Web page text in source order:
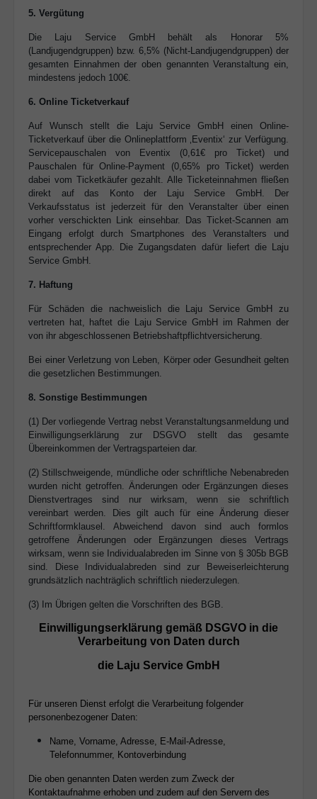
5. Vergütung
Die Laju Service GmbH behält als Honorar 5%
(Landjugendgruppen) bzw. 6,5% (Nicht-Landjugendgruppen) der
gesamten Einnahmen der oben genannten Veranstaltung ein,
mindestens jedoch 100€.
6. Online Ticketverkauf
Auf Wunsch stellt die Laju Service GmbH einen Online-
Ticketverkauf über die Onlineplattform ‚Eventix‘ zur Verfügung.
Servicepauschalen von Eventix (0,61€ pro Ticket) und
Pauschalen für Online-Payment (0,65% pro Ticket) werden
dabei vom Ticketkäufer gezahlt. Alle Ticketeinnahmen fließen
direkt auf das Konto der Laju Service GmbH. Der
Verkaufsstatus ist jederzeit für den Veranstalter über einen
vorher verschickten Link einsehbar. Das Ticket-Scannen am
Eingang erfolgt durch Smartphones des Veranstalters und
entsprechender App. Die Zugangsdaten dafür liefert die Laju
Service GmbH.
7. Haftung
Für Schäden die nachweislich die Laju Service GmbH zu
vertreten hat, haftet die Laju Service GmbH im Rahmen der
von ihr abgeschlossenen Betriebshaftpflichtversicherung.
Bei einer Verletzung von Leben, Körper oder Gesundheit gelten
die gesetzlichen Bestimmungen.
8. Sonstige Bestimmungen
(1) Der vorliegende Vertrag nebst Veranstaltungsanmeldung und
Einwilligungserklärung zur DSGVO stellt das gesamte
Übereinkommen der Vertragsparteien dar.
(2) Stillschweigende, mündliche oder schriftliche Nebenabreden
wurden nicht getroffen. Änderungen oder Ergänzungen dieses
Dienstvertrages sind nur wirksam, wenn sie schriftlich
vereinbart werden. Dies gilt auch für eine Änderung dieser
Schriftformklausel. Abweichend davon sind auch formlos
getroffene Änderungen oder Ergänzungen dieses Vertrags
wirksam, wenn sie Individualabreden im Sinne von § 305b BGB
sind. Diese Individualabreden sind zur Beweiserleichterung
grundsätzlich nachträglich schriftlich niederzulegen.
(3) Im Übrigen gelten die Vorschriften des BGB.
Einwilligungserklärung gemäß DSGVO in die
Verarbeitung von Daten durch
die Laju Service GmbH
Für unseren Dienst erfolgt die Verarbeitung folgender
personenbezogener Daten:
Name, Vorname, Adresse, E-Mail-Adresse,
Telefonnummer, Kontoverbindung
Die oben genannten Daten werden zum Zweck der
Kontaktaufnahme erhoben und zudem auf den Servern des